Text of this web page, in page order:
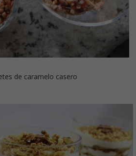
de caramelo casero